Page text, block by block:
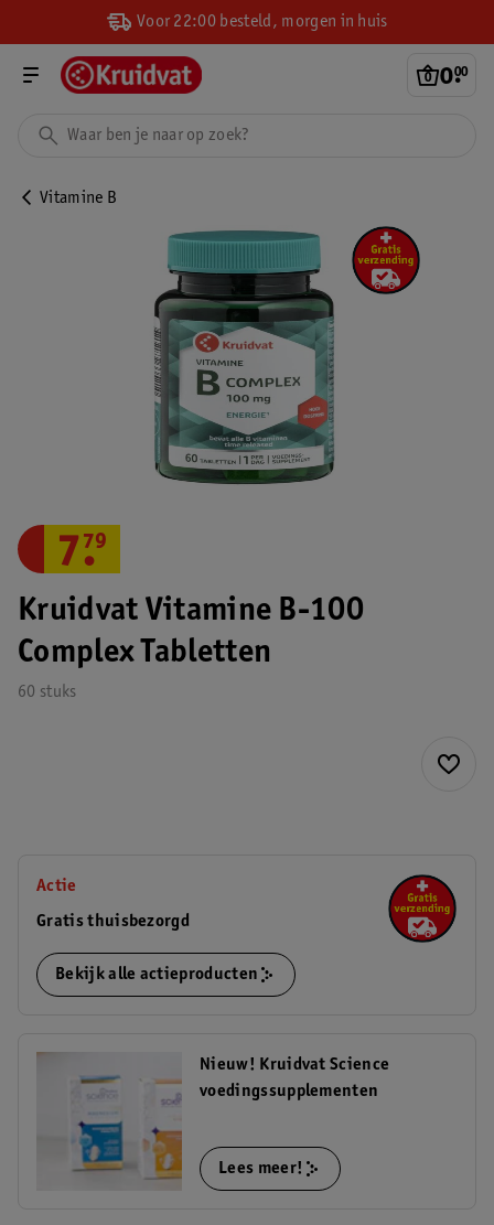
Voor 22:00 besteld, morgen in huis
0.
00
Vitamine B
Kruidvat Vitamine B-100
Complex Tabletten
60 stuks
7.
79
Actie
Gratis thuisbezorgd
Bekijk alle actieproducten
Nieuw! Kruidvat Science
voedingssupplementen
Lees meer!